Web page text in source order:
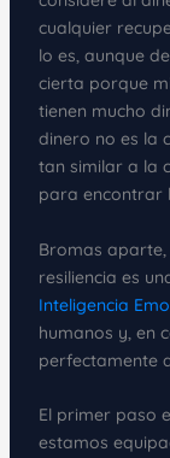
cualquier
lo es, aunque
cierta porque
tienen mucho
dinero no es la
tan similar a la
para encontrar
Bromas
resiliencia es
Inteligencia
humanos y, en
perfectamente
El primer paso
estamos